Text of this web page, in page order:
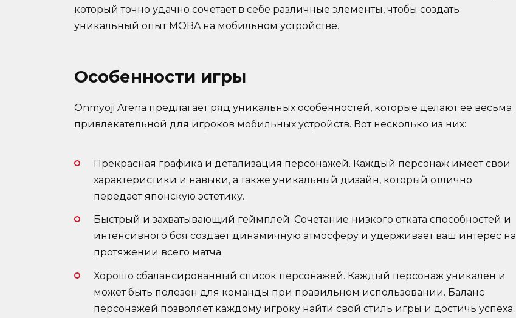
который точно удачно сочетает в себе различные элементы, чтобы создать
уникальный опыт MOBA на мобильном устройстве.
Особенности игры
Onmyoji Arena предлагает ряд уникальных особенностей, которые делают ее весьма
привлекательной для игроков мобильных устройств. Вот несколько из них:
Прекрасная графика и детализация персонажей. Каждый персонаж имеет свои
характеристики и навыки, а также уникальный дизайн, который отлично
передает японскую эстетику.
Быстрый и захватывающий геймплей. Сочетание низкого отката способностей и
интенсивного боя создает динамичную атмосферу и удерживает ваш интерес на
протяжении всего матча.
Хорошо сбалансированный список персонажей. Каждый персонаж уникален и
может быть полезен для команды при правильном использовании. Баланс
персонажей позволяет каждому игроку найти свой стиль игры и достичь успеха.